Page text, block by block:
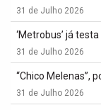
31 de Julho 2026
‘Metrobus’ já
31 de Julho 2026
“Chico Melenas”,
31 de Julho 2026